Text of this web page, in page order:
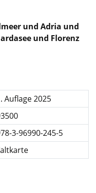
und Adria und
und Florenz
Auflage 2025
3-96990-245-5